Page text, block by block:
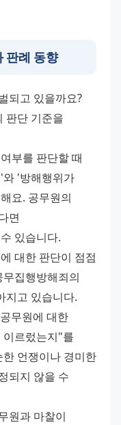
판례 동향
되고 있을까요?
판단 기준을
부를 판단할 때
'방해행위가
요. 공무원의
면
있습니다.
대한 판단이 점점
집행방해죄의
지고 있습니다.
무원에 대한
이르렀는지"를
언쟁이나 경미한
되지 않을 수
원과 마찰이